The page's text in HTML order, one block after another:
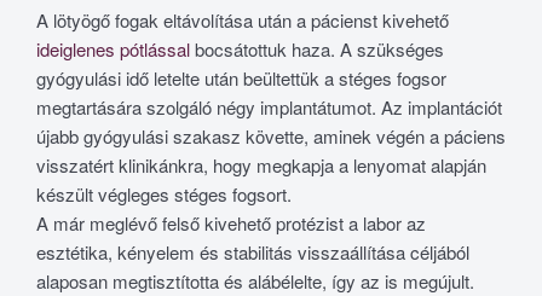
A lötyögő fogak eltávolítása után a pácienst kivehető
ideiglenes pótlássalbocsátottuk haza. A szükséges
gyógyulási idő letelte után beültettük a stéges fogsor
megtartására szolgáló négy implantátumot. Az implantációt
újabb gyógyulási szakasz követte, aminek végén a páciens
visszatért klinikánkra, hogy megkapja a lenyomat alapján
készült végleges stéges fogsort.
A már meglévő felső kivehető protézist a labor az
esztétika, kényelem és stabilitás visszaállítása céljából
alaposan megtisztította és alábélelte, így az is megújult.